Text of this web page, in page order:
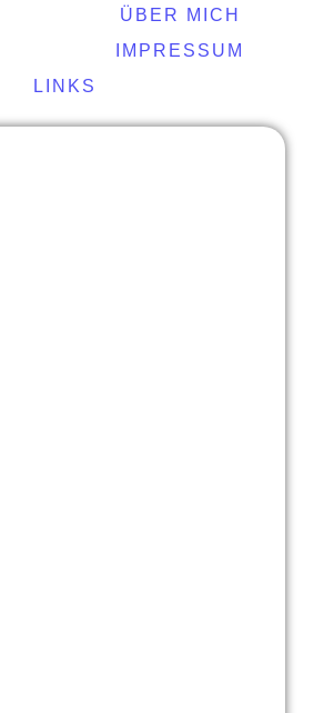
ÜBER MICH
IMPRESSUM
LINKS